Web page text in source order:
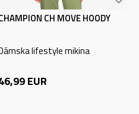
CH MOVE HOODY
lifestyle mikina
EUR